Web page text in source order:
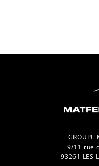
GROUPE
9/11 rue
93261 LES